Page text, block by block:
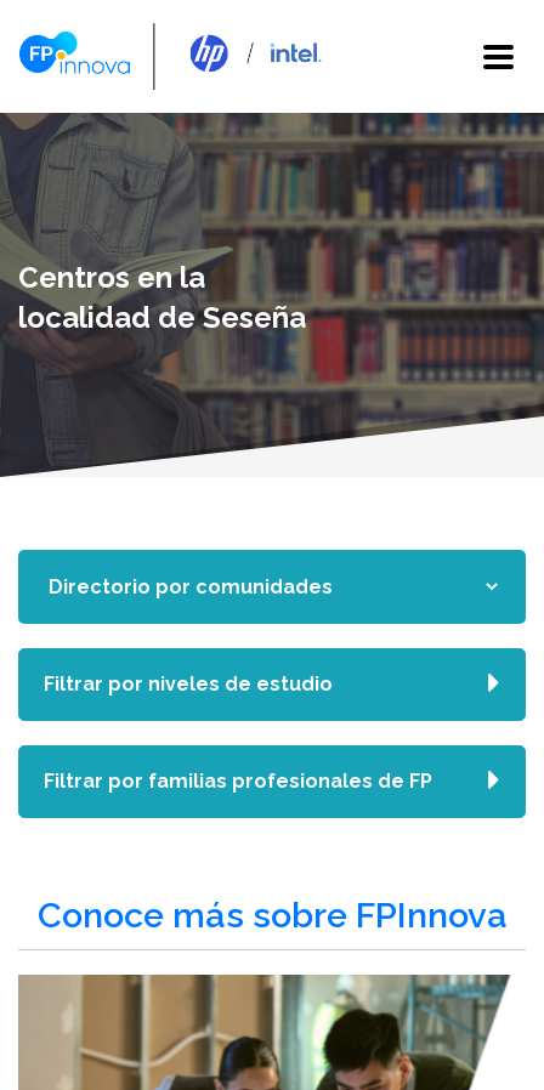
Centros en la
localidad de Seseña
Conoce más sobre FPInnova
Filtrar por niveles de estudio
Filtrar por familias profesionales de FP